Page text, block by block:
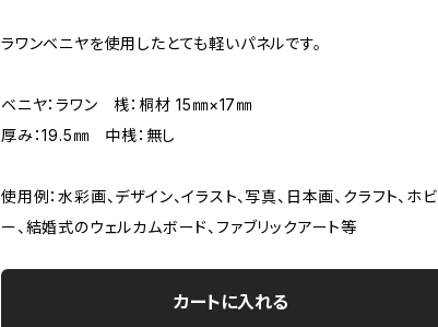
ラワンベニヤを使用したとても軽いパネルです。
ベニヤ：ラワン 桟：桐材 15㎜×17㎜
厚み：19.5㎜ 中桟：無し
使用例：水彩画、デザイン、イラスト、写真、日本画、クラフト、ホビ
ー、結婚式のウェルカムボード、ファブリックアート等
カートに入れる